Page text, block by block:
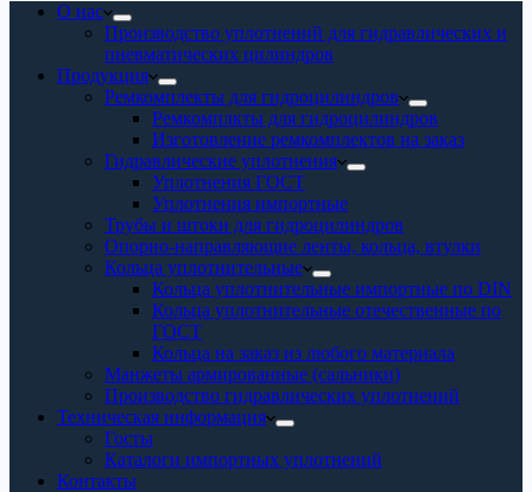
О нас
Производство уплотнений для гидравлических и
пневматических цилиндров
Продукция
Ремкомплекты для гидроцилиндров
Ремкомплкты для гидроцилиндров
Изготовление ремкомплектов на заказ
Гидравлические уплотнения
Уплотнения ГОСТ
Уплотнения импортные
Трубы и штоки для гидроцилиндров
Опорно-направляющие ленты, кольца, втулки
Кольца уплотнительные
Кольца уплотнительные импортные по DIN
Кольца уплотнительные отечественные по
ГОСТ
Кольца на заказ из любого материала
Манжеты армированные (сальники)
Производство гидравлических уплотнений
Техническая информация
Госты
Каталоги импортных уплотнений
Контакты